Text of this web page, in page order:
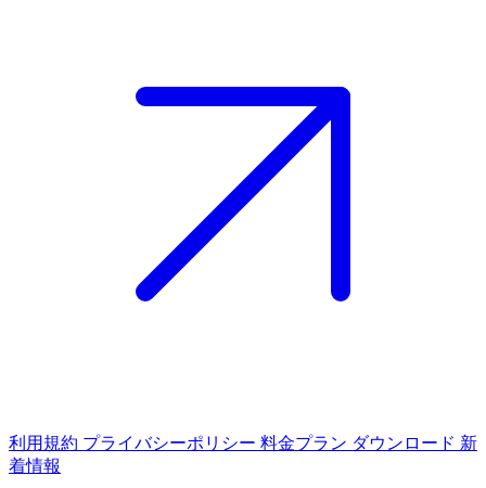
利用規約 プライバシーポリシー 料金プラン ダウンロード 新
着情報